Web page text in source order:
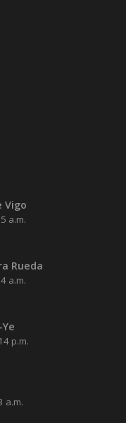
Vigo
a.m.
Rueda
a.m.
p.m.
a.m.